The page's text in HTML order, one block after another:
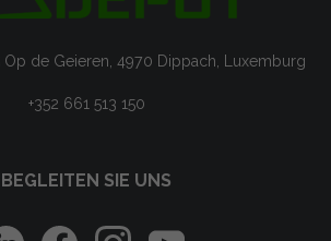
+352 661 513 150